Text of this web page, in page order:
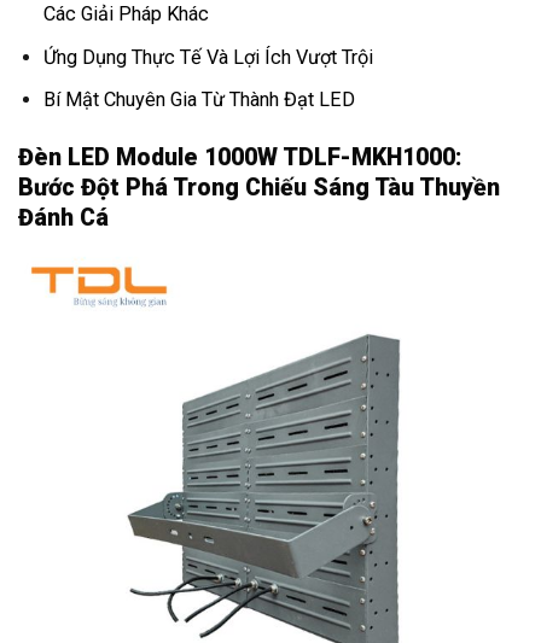
Các Giải Pháp Khác
Ứng Dụng Thực Tế Và Lợi Ích Vượt Trội
Bí Mật Chuyên Gia Từ Thành Đạt LED
Đèn LED Module 1000W TDLF-MKH1000:
Bước Đột Phá Trong Chiếu Sáng Tàu Thuyền
Đánh Cá